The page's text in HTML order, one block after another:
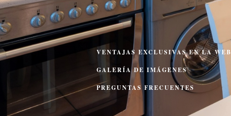
VENTAJAS EXCLUSIVAS EN LA WEB
GALERÍA DE IMÁGENES
PREGUNTAS FRECUENTES